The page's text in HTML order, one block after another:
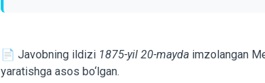
📄 Javobning ildizi 1875-yil 20-mayda imzolangan
yaratishga asos bo‘lgan.